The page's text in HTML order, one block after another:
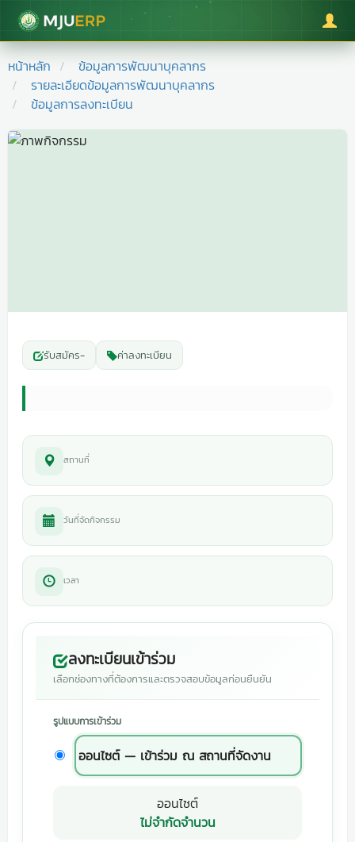
มหาวิทยาลัยแม่โจ้
หน้าหลัก
ข้อมูลการพัฒนาบุคลากร
รายละเอียดข้อมูลการพัฒนาบุคลากร
ข้อมูลการลงทะเบียน
รับสมัคร- ค่าลงทะเบียน
สถานที่
วันที่จัดกิจกรรม
เวลา
ลงทะเบียนเข้าร่วม
เลือกช่องทางที่ต้องการและตรวจสอบข้อมูลก่อนยืนยัน
รูปแบบการเข้าร่วม
ออนไซต์ — เข้าร่วม ณ สถานที่จัดงาน
ออนไซต์
ไม่จำกัดจำนวน